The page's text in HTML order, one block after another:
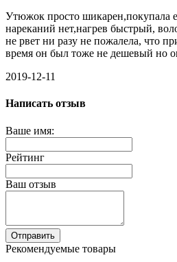
Утюжок просто шикарен,покупала
нареканий нет,нагрев быстрый,
не рвет ни разу не пожалела, что
время он был тоже не дешевый но
2019-12-11
Написать отзыв
Ваше имя:
Рейтинг
Ваш отзыв
Отправить
Рекомендуемые товары